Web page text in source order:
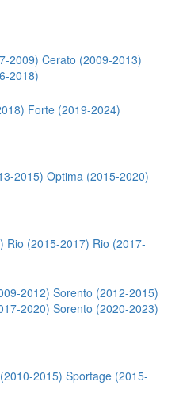
2009) Cerato (2009-2013)
2018)
Forte (2019-2024)
2015) Optima (2015-2020)
Rio (2015-2017) Rio (2017-
2012) Sorento (2012-2015)
2020) Sorento (2020-2023)
2015) Sportage (2015-